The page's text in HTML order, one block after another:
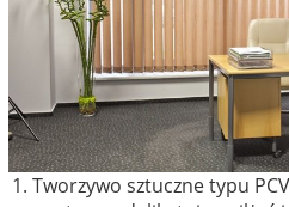
Tworzywo sztuczne typu